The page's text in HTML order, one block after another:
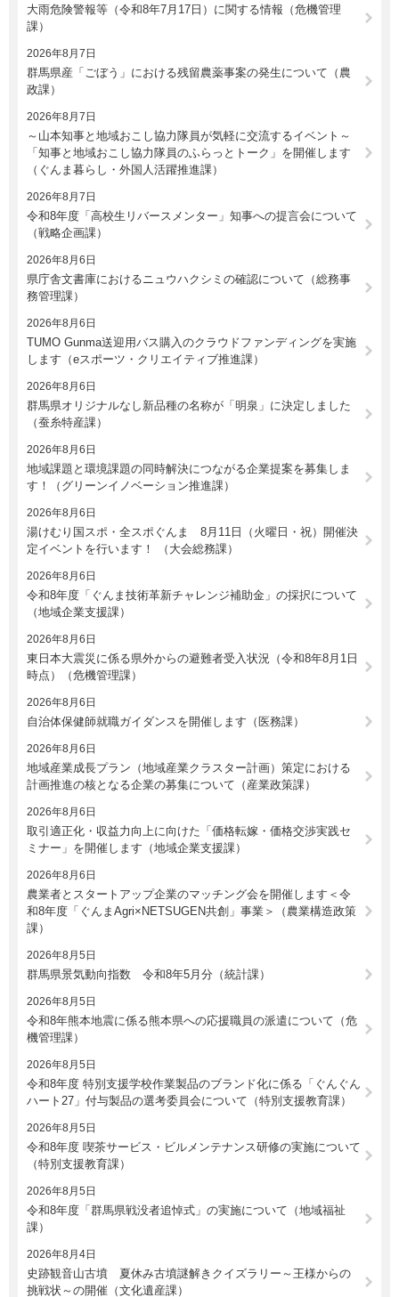
大雨危険警報等（令和8年7月17日）に関する情報（危機管理
課）
2026年8月7日
群馬県産「ごぼう」における残留農薬事案の発生について（農
政課）
2026年8月7日
～山本知事と地域おこし協力隊員が気軽に交流するイベント～
「知事と地域おこし協力隊員のふらっとトーク」を開催します
（ぐんま暮らし・外国人活躍推進課）
2026年8月7日
令和8年度「高校生リバースメンター」知事への提言会について
（戦略企画課）
2026年8月6日
県庁舎文書庫におけるニュウハクシミの確認について（総務事
務管理課）
2026年8月6日
TUMO Gunma送迎用バス購入のクラウドファンディングを実施
します（eスポーツ・クリエイティブ推進課）
2026年8月6日
群馬県オリジナルなし新品種の名称が「明泉」に決定しました
（蚕糸特産課）
2026年8月6日
地域課題と環境課題の同時解決につながる企業提案を募集しま
す！（グリーンイノベーション推進課）
2026年8月6日
湯けむり国スポ・全スポぐんま 8月11日（火曜日・祝）開催決
定イベントを行います！ （大会総務課）
2026年8月6日
令和8年度「ぐんま技術革新チャレンジ補助金」の採択について
（地域企業支援課）
2026年8月6日
東日本大震災に係る県外からの避難者受入状況（令和8年8月1日
時点）（危機管理課）
2026年8月6日
自治体保健師就職ガイダンスを開催します（医務課）
2026年8月6日
地域産業成長プラン（地域産業クラスター計画）策定における
計画推進の核となる企業の募集について（産業政策課）
2026年8月6日
取引適正化・収益力向上に向けた「価格転嫁・価格交渉実践セ
ミナー」を開催します（地域企業支援課）
2026年8月6日
農業者とスタートアップ企業のマッチング会を開催します＜令
和8年度「ぐんまAgri×NETSUGEN共創」事業＞（農業構造政策
課）
2026年8月5日
群馬県景気動向指数 令和8年5月分（統計課）
2026年8月5日
令和8年熊本地震に係る熊本県への応援職員の派遣について（危
機管理課）
2026年8月5日
令和8年度 特別支援学校作業製品のブランド化に係る「ぐんぐん
ハート27」付与製品の選考委員会について（特別支援教育課）
2026年8月5日
令和8年度 喫茶サービス・ビルメンテナンス研修の実施について
（特別支援教育課）
2026年8月5日
令和8年度「群馬県戦没者追悼式」の実施について（地域福祉
課）
2026年8月4日
史跡観音山古墳 夏休み古墳謎解きクイズラリー～王様からの
挑戦状～の開催（文化遺産課）